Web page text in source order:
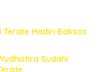
Terate Hadiri Baksos
Sudahi